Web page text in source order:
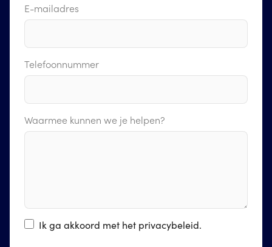
E-mailadres
Telefoonnummer
Waarmee kunnen we je helpen?
Ik ga akkoord met het privacybeleid.